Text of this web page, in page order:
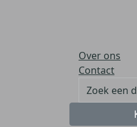
Over ons
Contact